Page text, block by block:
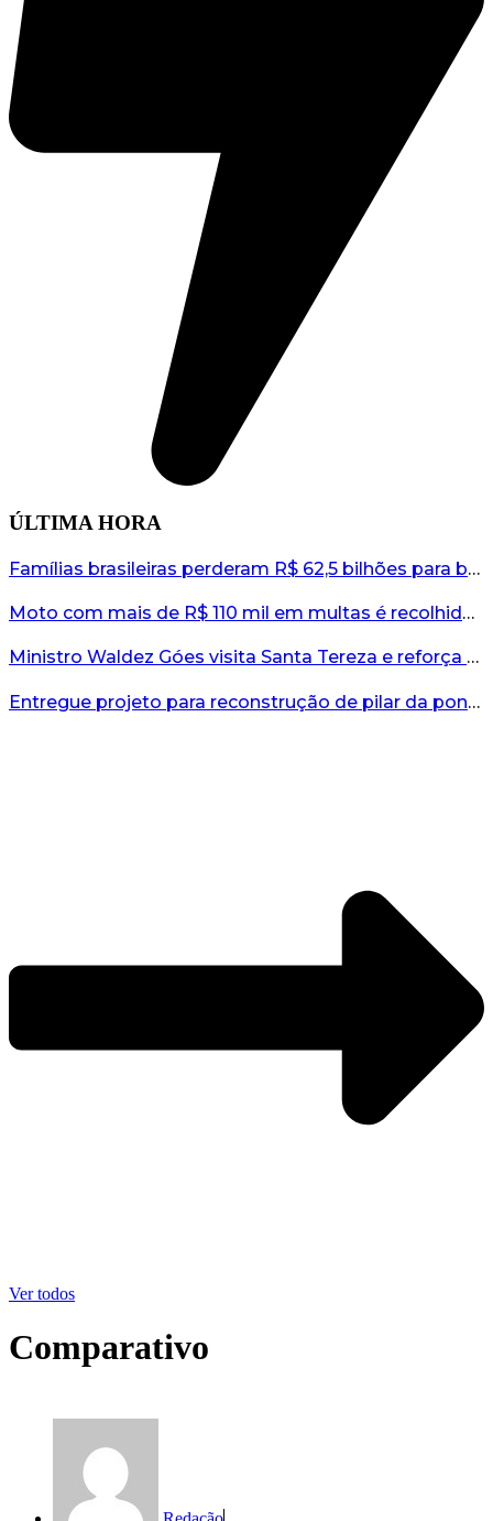
ÚLTIMA HORA
Famílias brasileiras perderam R$ 62,5 bilhões para bets em 2025, diz estudo...
Moto com mais de R$ 110 mil em multas é recolhida no interior do RS...
Ministro Waldez Góes visita Santa Tereza e reforça apoio federal à reconstrução do município...
Entregue projeto para reconstrução de pilar da ponte entre Encantado e Muçum...
Ver todos
Comparativo